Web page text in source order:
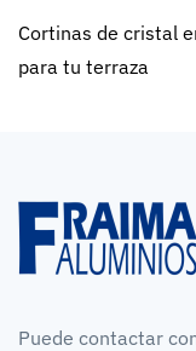
Cortinas de cristal
para tu terraza
Puede contactar